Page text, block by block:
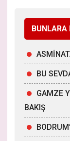
BU
GAMZE
BAKIŞ